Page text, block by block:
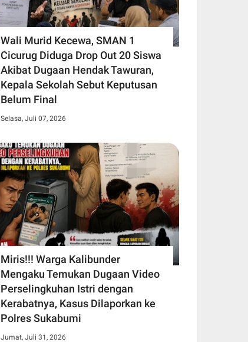
Wali Murid Kecewa, SMAN 1
Cicurug Diduga Drop Out 20 Siswa
Akibat Dugaan Hendak Tawuran,
Kepala Sekolah Sebut Keputusan
Belum Final
Selasa, Juli 07, 2026
Miris!!! Warga Kalibunder
Mengaku Temukan Dugaan Video
Perselingkuhan Istri dengan
Kerabatnya, Kasus Dilaporkan ke
Polres Sukabumi
Jumat, Juli 31, 2026